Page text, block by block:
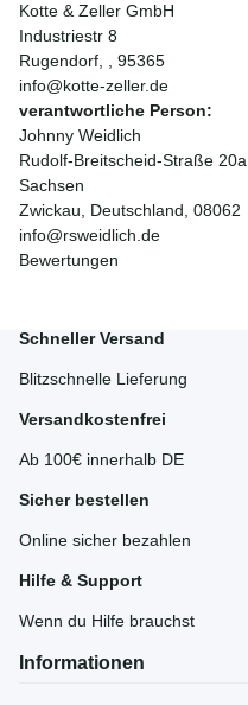
Kotte & Zeller GmbH
Industriestr 8
Rugendorf, , 95365
info@kotte-zeller.de
verantwortliche Person:
Johnny Weidlich
Rudolf-Breitscheid-Straße 20a
Sachsen
Zwickau, Deutschland, 08062
info@rsweidlich.de
Bewertungen
Schneller Versand
Blitzschnelle Lieferung
Versandkostenfrei
Ab 100€ innerhalb DE
Sicher bestellen
Online sicher bezahlen
Hilfe & Support
Wenn du Hilfe brauchst
Informationen